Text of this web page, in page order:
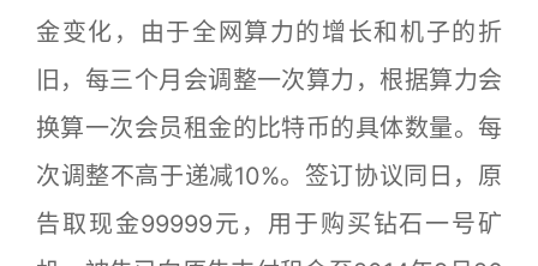
金变化，由于全网算力的增长和机子的折
旧，每三个月会调整一次算力，根据算力会
换算一次会员租金的比特币的具体数量。每
次调整不高于递减10%。签订协议同日，原
告取现金99999元，用于购买钻石一号矿